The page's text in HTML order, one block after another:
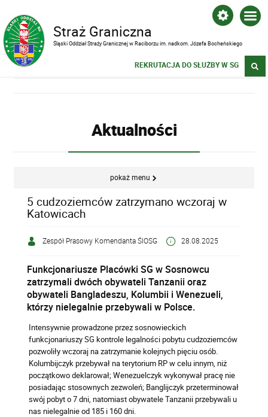
Straż Graniczna
Śląski Oddział Straży Granicznej w Raciborzu im. nadkom. Józefa Bocheńskiego
REKRUTACJA DO SŁUŻBY W SG
Aktualności
pokaż menu
5 cudzoziemców zatrzymano wczoraj w
Katowicach
Zespół Prasowy Komendanta ŚlOSG 28.08.2025
Funkcjonariusze Placówki SG w Sosnowcu
zatrzymali dwóch obywateli Tanzanii oraz
obywateli Bangladeszu, Kolumbii i Wenezueli,
którzy nielegalnie przebywali w Polsce.
Intensywnie prowadzone przez sosnowieckich
funkcjonariuszy SG kontrole legalności pobytu cudzoziemców
pozwoliły wczoraj na zatrzymanie kolejnych pięciu osób.
Kolumbijczyk przebywał na terytorium RP w celu innym, niż
początkowo deklarował; Wenezuelczyk wykonywał pracę nie
posiadając stosownych zezwoleń; Banglijczyk przeterminował
swój pobyt o 7 dni, natomiast obywatele Tanzanii przebywali u
nas nielegalnie od 185 i 160 dni.